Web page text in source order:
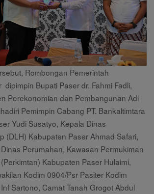
Rombongan Pemerintah
Bupati Paser dr. Fahmi Fadli,
Perekonomian dan Pembangunan Adi
Pemimpin Cabang PT. Bankaltimtara
Yudi Susatyo, Kepala Dinas
(DLH) Kabupaten Paser Ahmad Safari,
Dinas Perumahan, Kawasan Permukiman
Kabupaten Paser Hulaimi,
Kodim 0904/Psr Pasiter Kodim
Sartono, Camat Tanah Grogot Abdul